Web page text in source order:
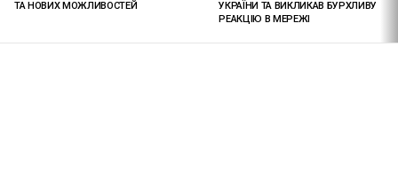
ТА НОВИХ МОЖЛИВОСТЕЙ
УКРАЇНИ ТА ВИКЛИКАВ БУРХЛИВУ
РЕАКЦІЮ В МЕРЕЖІ